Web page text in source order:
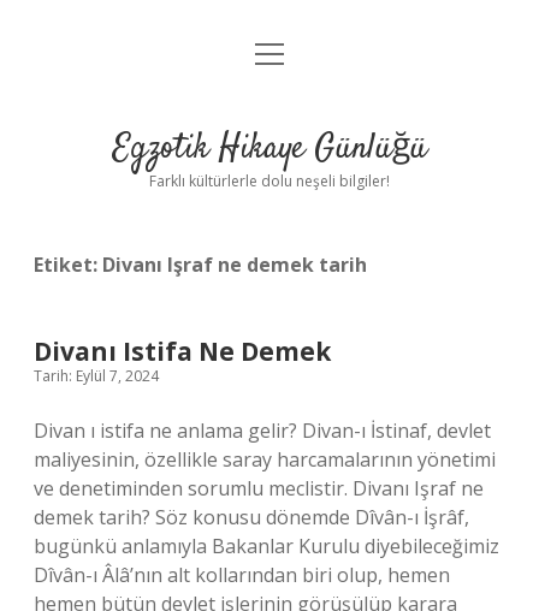
Anasayfa
Yasal Uyarı
menüyü
Egzotik Hikaye Günlüğü
Farklı kültürlerle dolu neşeli bilgiler!
Etiket: Divanı Işraf ne demek tarih
Divanı Istifa Ne Demek
Tarih: Eylül 7, 2024
Divan ı istifa ne anlama gelir? Divan-ı İstinaf, devlet
maliyesinin, özellikle saray harcamalarının yönetimi
ve denetiminden sorumlu meclistir. Divanı Işraf ne
demek tarih? Söz konusu dönemde Dîvân-ı İşrâf,
bugünkü anlamıyla Bakanlar Kurulu diyebileceğimiz
Dîvân-ı Âlâ’nın alt kollarından biri olup, hemen
hemen bütün devlet işlerinin görüşülüp karara